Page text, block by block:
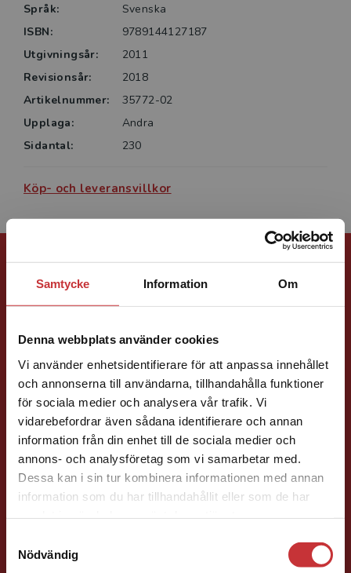
Samtycke Information Om
Denna webbplats använder cookies
Vi använder enhetsidentifierare för att anpassa innehållet
och annonserna till användarna, tillhandahålla funktioner
för sociala medier och analysera vår trafik. Vi
vidarebefordrar även sådana identifierare och annan
information från din enhet till de sociala medier och
annons- och analysföretag som vi samarbetar med.
Dessa kan i sin tur kombinera informationen med annan
information som du har tillhandahållit eller som de har
Nödvändig
Begränsad fraktregion
Det verkar som att du besöker
studentlitteratur.se via en enhet utanför Sverige.
Vi erbjuder inte leveranser utanför Sverige. För
att kunna slutföra ett köp måste
Språk:
Svenska
ISBN:
9789144127187
Utgivningsår:
2011
Revisionsår:
2018
Artikelnummer:
35772-02
Upplaga:
Andra
Sidantal:
230
Köp- och leveransvillkor
Förlagskontakt
Jens Fredholm
Förläggare Teknik
Teknik, matematik och statistik
046-31 21 58
E-post